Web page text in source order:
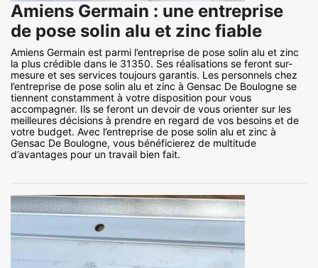
Amiens Germain : une entreprise
de pose solin alu et zinc fiable
Amiens Germain est parmi l’entreprise de pose solin alu et zinc
la plus crédible dans le 31350. Ses réalisations se feront sur-
mesure et ses services toujours garantis. Les personnels chez
l’entreprise de pose solin alu et zinc à Gensac De Boulogne se
tiennent constamment à votre disposition pour vous
accompagner. Ils se feront un devoir de vous orienter sur les
meilleures décisions à prendre en regard de vos besoins et de
votre budget. Avec l’entreprise de pose solin alu et zinc à
Gensac De Boulogne, vous bénéficierez de multitude
d’avantages pour un travail bien fait.